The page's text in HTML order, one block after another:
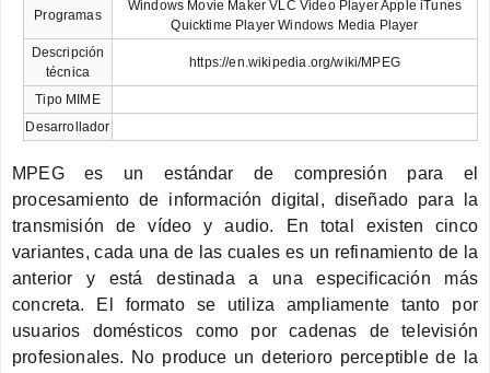
Programas
Windows Movie Maker VLC Video Player Apple iTunes
Quicktime Player Windows Media Player
Descripción
técnica
https://en.wikipedia.org/wiki/MPEG
Tipo MIME
Desarrollador
MPEG es un estándar de compresión para el
procesamiento de información digital, diseñado para la
transmisión de vídeo y audio. En total existen cinco
variantes, cada una de las cuales es un refinamiento de la
anterior y está destinada a una especificación más
concreta. El formato se utiliza ampliamente tanto por
usuarios domésticos como por cadenas de televisión
profesionales. No produce un deterioro perceptible de la